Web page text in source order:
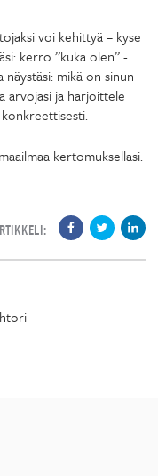
voi kehittyä – kyse
kerro ”kuka olen” -
mikä on sinun
arvojasi ja harjoittele
kertomuksellasi.